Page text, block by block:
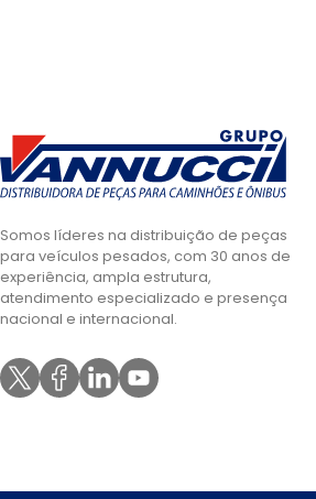
Somos líderes na distribuição de peças
para veículos pesados, com 30 anos de
experiência, ampla estrutura,
atendimento especializado e presença
nacional e internacional.